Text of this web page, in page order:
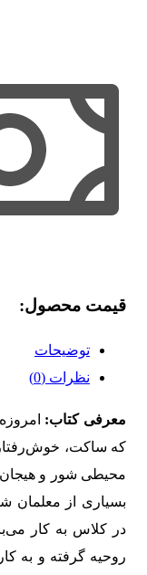
قیمت محصول:​
توضیحات
نظرات (0)
معرفی کتاب:
که ساکت،
محیطی شور و هیجان
بسیاری از معلمان
در کلاس به کار
روحیه گرفته و به